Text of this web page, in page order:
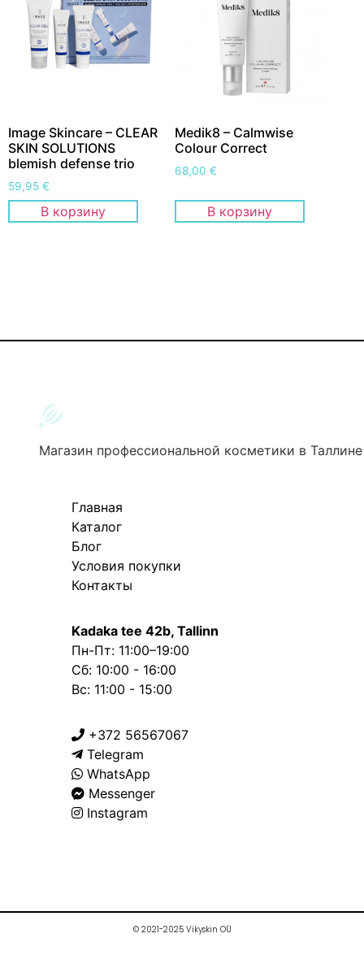
Image Skincare – CLEAR
SKIN SOLUTIONS
blemish defense trio
59,95 €
В корзину
Medik8 – Calmwise
Colour Correct
68,00€
В корзину
Магазин профессиональной косметики в Таллине
Главная
Каталог
Блог
Условия покупки
Контакты
Kadaka tee 42b, Tallinn
Пн-Пт: 11:00–19:00
Сб: 10:00 - 16:00
Вс: 11:00 - 15:00
+372 56567067
Telegram
WhatsApp
Messenger
Instagram
© 2021-2025 Vikyskin OÜ